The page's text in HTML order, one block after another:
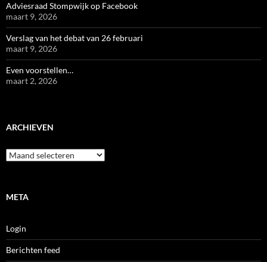
Adviesraad Stompwijk op Facebook
maart 9, 2026
Verslag van het debat van 26 februari
maart 9, 2026
Even voorstellen…
maart 2, 2026
ARCHIEVEN
Archieven
META
Login
Berichten feed